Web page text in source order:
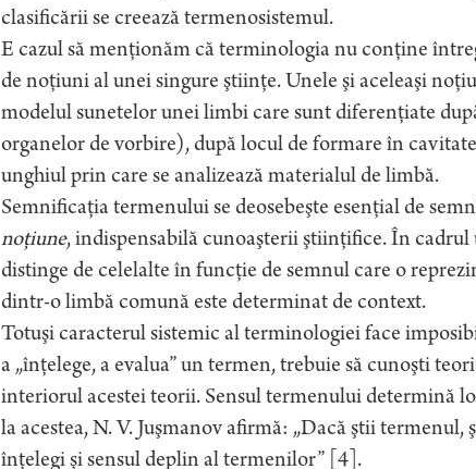
clasificării se creează termenosistemul.
E cazul să menţionăm că terminologia nu conţine
de noţiuni al unei singure ştiinţe. Unele şi aceleaşi
modelul sunetelor unei limbi care sunt diferenţiate
organelor de vorbire), după locul de formare în
unghiul prin care se analizează materialul de limbă.
Semnificaţia termenului se deosebeşte esenţial de
noţiune, indispensabilă cunoaşterii ştiinţifice. În
distinge de celelalte în funcţie de semnul care o
dintr-o limbă comună este determinat de context.
Totuşi caracterul sistemic al terminologiei face
a „înţelege, a evalua” un termen, trebuie să cunoşti
interiorul acestei teorii. Sensul termenului determină
la acestea, N. V. Juşmanov afirmă: „Dacă ştii
înţelegi şi sensul deplin al termenilor” [4].